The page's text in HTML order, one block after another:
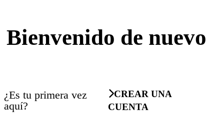
Bienvenido de nuevo
¿Es tu primera vez
aquí?
CREAR UNA
CUENTA